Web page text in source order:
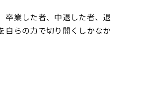
者、退
自らの力で切り開くしかなか